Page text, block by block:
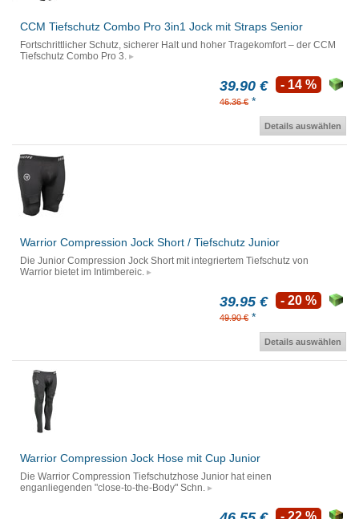
CCM Tiefschutz Combo Pro 3in1 Jock mit Straps Senior
Fortschrittlicher Schutz, sicherer Halt und hoher Tragekomfort – der CCM
Tiefschutz Combo Pro 3.
39.90 €
46.36 € *
- 14 %
Details auswählen
Warrior Compression Jock Short / Tiefschutz Junior
Die Junior Compression Jock Short mit integriertem Tiefschutz von
Warrior bietet im Intimbereic.
39.95 €
49.90 € *
- 20 %
Details auswählen
Warrior Compression Jock Hose mit Cup Junior
Die Warrior Compression Tiefschutzhose Junior hat einen
enganliegenden "close-to-the-Body" Schn.
- 22 %